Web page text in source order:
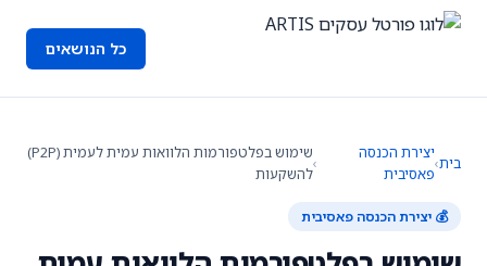
כל הנושאים
בית›
יצירת הכנסה
פאסיבית
›
שימוש בפלטפורמות הלוואות עמית לעמית (P2P)
להשקעות
💰 יצירת הכנסה פאסיבית